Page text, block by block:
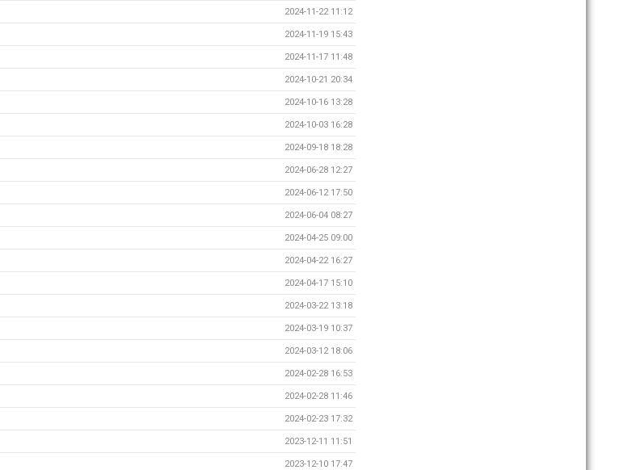
2024-11-22 11:12
2024-11-19 15:43
2024-11-17 11:48
2024-10-21 20:34
2024-10-16 13:28
2024-10-03 16:28
2024-09-18 18:28
2024-06-28 12:27
2024-06-12 17:50
2024-06-04 08:27
2024-04-25 09:00
2024-04-22 16:27
2024-04-17 15:10
2024-03-22 13:18
2024-03-19 10:37
2024-03-12 18:06
2024-02-28 16:53
2024-02-28 11:46
2024-02-23 17:32
2023-12-11 11:51
2023-12-10 17:47